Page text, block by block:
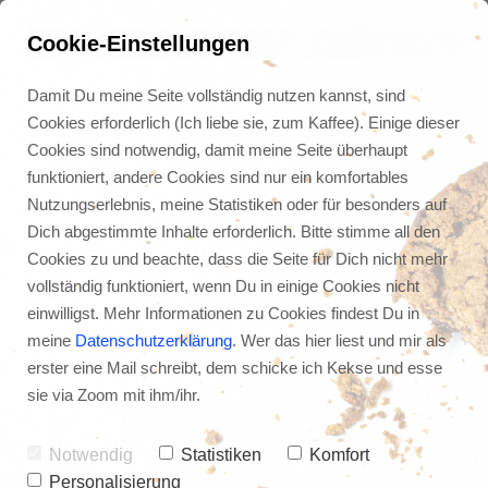
📣 UpSpeak ist da -
vernetze dich mit mir als
Mentor
Cookie-Einstellungen
Damit Du meine Seite vollständig nutzen kannst, sind
Cookies erforderlich (Ich liebe sie, zum Kaffee). Einige dieser
Cookies sind notwendig, damit meine Seite überhaupt
funktioniert, andere Cookies sind nur ein komfortables
Nutzungserlebnis, meine Statistiken oder für besonders auf
Dich abgestimmte Inhalte erforderlich. Bitte stimme all den
Cookies zu und beachte, dass die Seite für Dich nicht mehr
vollständig funktioniert, wenn Du in einige Cookies nicht
einwilligst. Mehr Informationen zu Cookies findest Du in
meine Datenschutzerklärung. Wer das hier liest und mir als
erster eine Mail schreibt, dem schicke ich Kekse und esse
sie via Zoom mit ihm/ihr.
Notwendig Statistiken
Komfort
Personalisierung